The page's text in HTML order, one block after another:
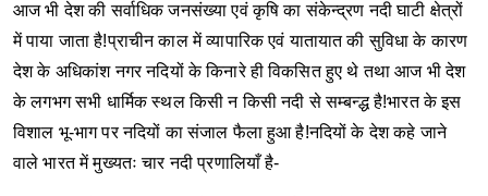
आज भी देश की सर्वाधिक जनसंख्या एवं कृषि का संकेन्द्रण नदी घाटी क्षेत्रों
में पाया जाता है!प्राचीन काल में व्यापारिक एवं यातायात की सुविधा के कारण
देश के अधिकांश नगर नदियों के किनारे ही विकसित हुए थे तथा आज भी देश
के लगभग सभी धार्मिक स्थल किसी न किसी नदी से सम्बन्द्ध है!भारत के इस
विशाल भू-भाग पर नदियों का संजाल फैला हुआ है!नदियों के देश कहे जाने
वाले भारत में मुख्यतः चार नदी प्रणालियाँ है-